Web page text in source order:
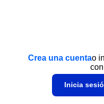
Crea una cuentao
Inicia